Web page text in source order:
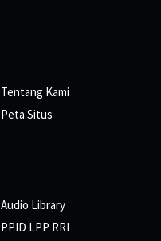
Tentang Kami
Peta Situs
Audio Library
PPID LPP RRI